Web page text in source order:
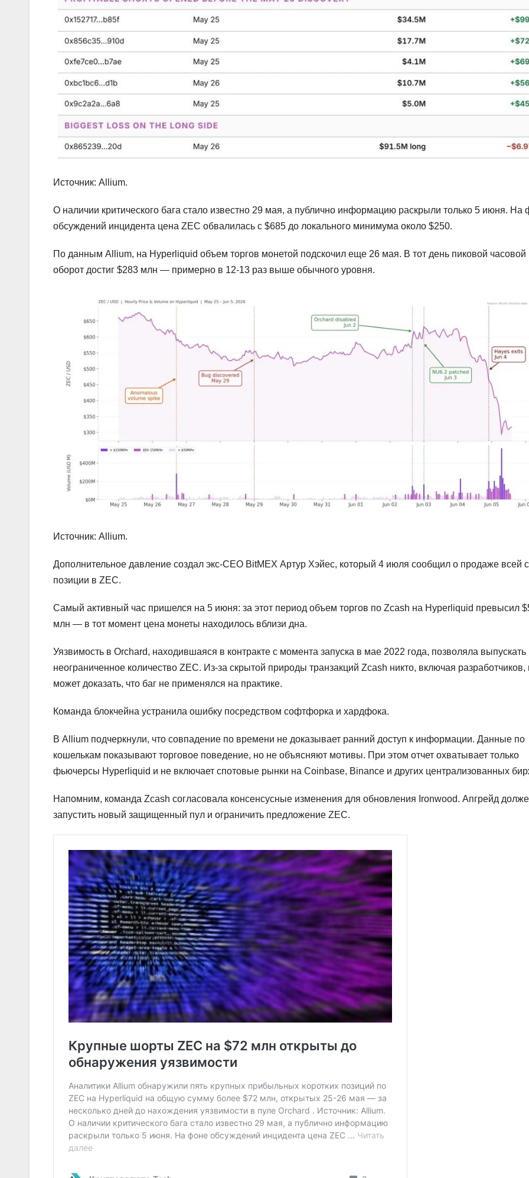
Источник: Allium.
О наличии критического бага стало известно 29 мая, а публично информацию раскрыли только 5 июня. На
обсуждений инцидента цена ZEC обвалилась с $685 до локального минимума около $250.
По данным Allium, на Hyperliquid объем торгов монетой подскочил еще 26 мая. В тот день пиковой часовой
оборот достиг $283 млн — примерно в 12-13 раз выше обычного уровня.
Источник: Allium.
Дополнительное давление создал экс-CEO BitMEX Артур Хэйес, который 4 июля сообщил о продаже всей
позиции в ZEC.
Самый активный час пришелся на 5 июня: за этот период объем торгов по Zcash на Hyperliquid превысил
млн — в тот момент цена монеты находилось вблизи дна.
Уязвимость в Orchard, находившаяся в контракте с момента запуска в мае 2022 года, позволяла выпускать
неограниченное количество ZEC. Из-за скрытой природы транзакций Zcash никто, включая разработчиков,
может доказать, что баг не применялся на практике.
Команда блокчейна устранила ошибку посредством софтфорка и хардфока.
В Allium подчеркнули, что совпадение по времени не доказывает ранний доступ к информации. Данные по
кошелькам показывают торговое поведение, но не объясняют мотивы. При этом отчет охватывает только
фьючерсы Hyperliquid и не включает спотовые рынки на Coinbase, Binance и других централизованных
Напомним, команда Zcash согласовала консенсусные изменения для обновления Ironwood. Апгрейд
запустить новый защищенный пул и ограничить предложение ZEC.